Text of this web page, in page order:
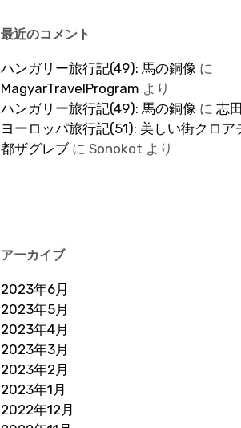
最近のコメント
ハンガリー旅行記(49): 馬の銅像 に
MagyarTravelProgram より
ハンガリー旅行記(49): 馬の銅像 に志田
ヨーロッパ旅行記(51): 美しい街クロア
都ザグレブにSonokot より
アーカイブ
2023年6月
2023年5月
2023年4月
2023年3月
2023年2月
2023年1月
2022年12月